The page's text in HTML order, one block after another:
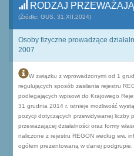
RODZAJ
(Źródło: GUS, 31.XII.2024)
Osoby fizyczne prowadzące
2007
W związku z wprowadzonymi od 1
regulujących sposób zasilania rejestru
podlegających wpisowi do Krajowego
31 grudnia 2014 r. istnieje możliwość
pozycji dotyczących przewidywanej liczby
przeważającej działalności oraz formy
naliczone z rejestru REGON według ww.
ogółem prezentowaną w danej podgrupie.